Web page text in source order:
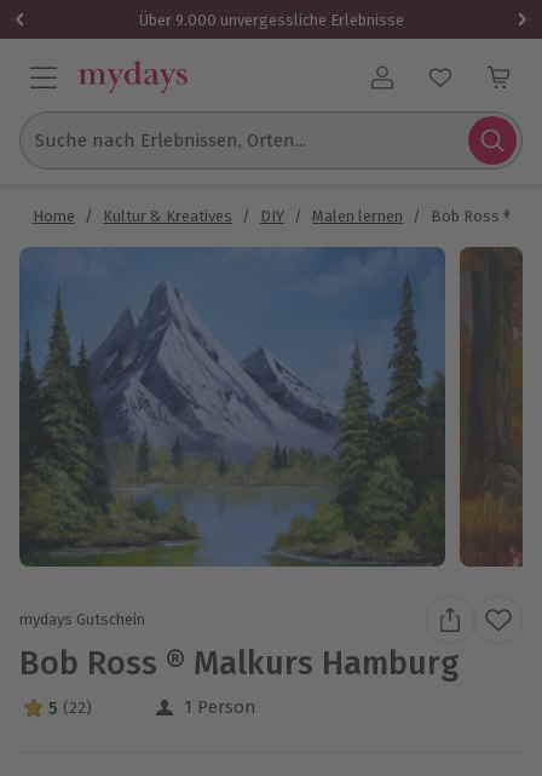
Über 9.000 unvergessliche Erlebnisse
Benutzerkonto
Suche nach Erlebnissen, Orten...
Home / Kultur & Kreatives / DIY / Malen lernen / Bob Ross ®
mydays Gutschein
Bob Ross ® Malkurs Hamburg
5 Sterne von 5 aus 22 Bewertungen
5 (22) 1 Person